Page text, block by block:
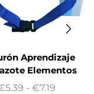
Aprendizaje
Elementos
5.39 - €7.19